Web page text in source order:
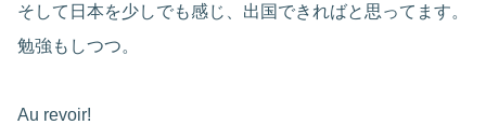
そして日本を少しでも感じ、出国できればと思ってます。
勉強もしつつ。
Au revoir!